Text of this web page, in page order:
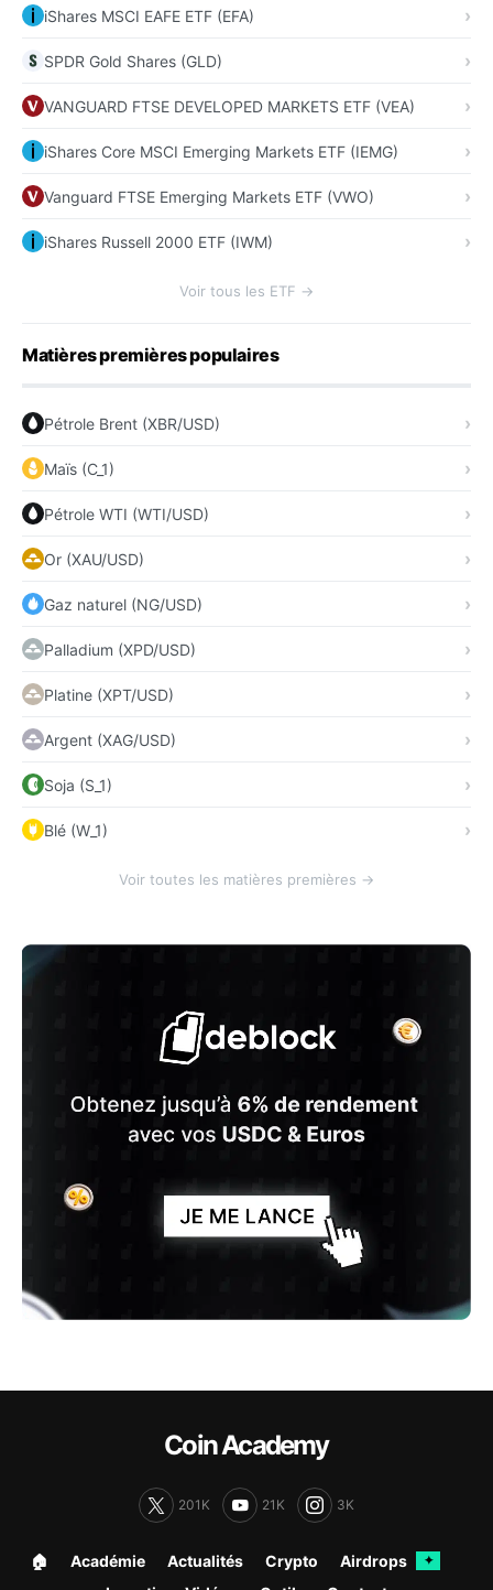
iShares MSCI EAFE ETF (EFA)
SPDR Gold Shares (GLD)
VANGUARD FTSE DEVELOPED MARKETS ETF (VEA)
iShares Core MSCI Emerging Markets ETF (IEMG)
Vanguard FTSE Emerging Markets ETF (VWO)
iShares Russell 2000 ETF (IWM)
Voir tous les ETF →
Matières premières populaires
Pétrole Brent (XBR/USD)
Maïs (C_1)
Pétrole WTI (WTI/USD)
Or (XAU/USD)
Gaz naturel (NG/USD)
Palladium (XPD/USD)
Platine (XPT/USD)
Argent (XAG/USD)
Soja (S_1)
Blé (W_1)
Voir toutes les matières premières →
Coin Academy
201K 21K 3K
🏠︎ Académie Actualités Crypto Airdrops ✦